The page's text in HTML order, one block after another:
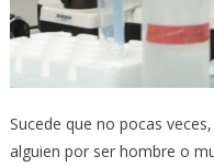
Sucede que no pocas
alguien por ser hombre o